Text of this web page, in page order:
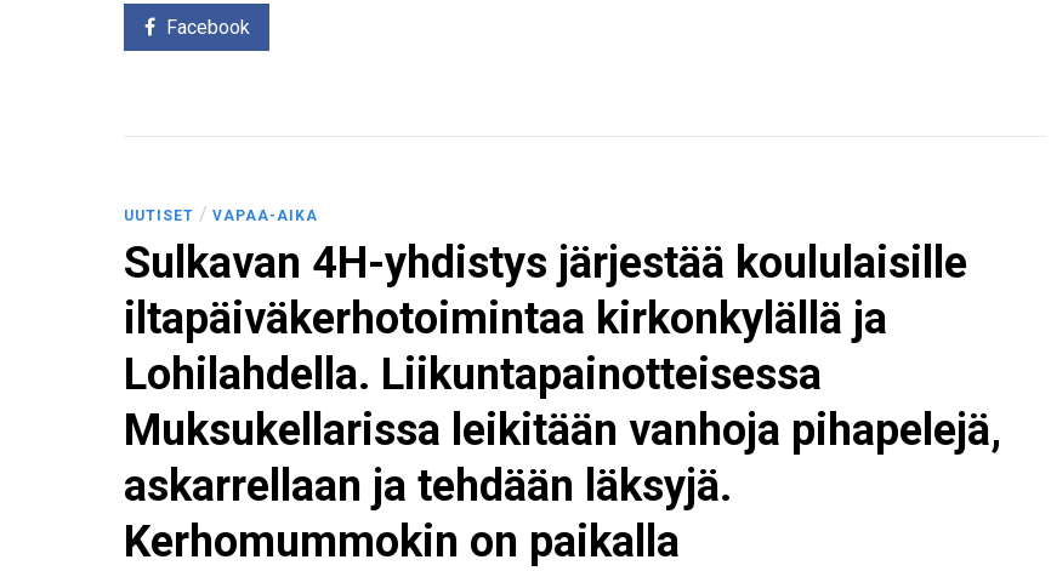
Facebook
UUTISET / VAPAA-AIKA
Sulkavan 4H-yhdistys järjestää koululaisille
iltapäiväkerhotoimintaa kirkonkylällä ja
Lohilahdella. Liikuntapainotteisessa
Muksukellarissa leikitään vanhoja pihapelejä,
askarrellaan ja tehdään läksyjä.
Kerhomummokin on paikalla